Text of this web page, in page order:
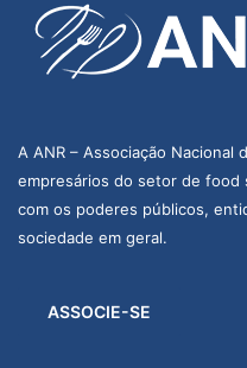
A ANR – Associação Nacional
empresários do setor de food
com os poderes públicos,
sociedade em geral.
ASSOCIE-SE